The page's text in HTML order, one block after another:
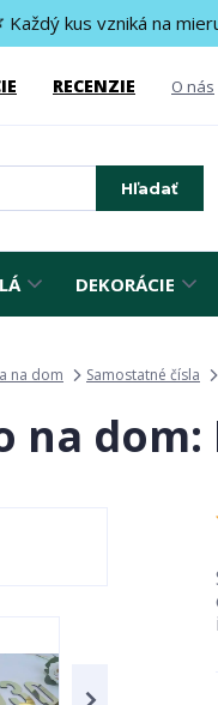
Každý kus vzniká na
RECENZIE O nás
Hľadať
DEKORÁCIE
na dom Samostatné čísla
na dom: